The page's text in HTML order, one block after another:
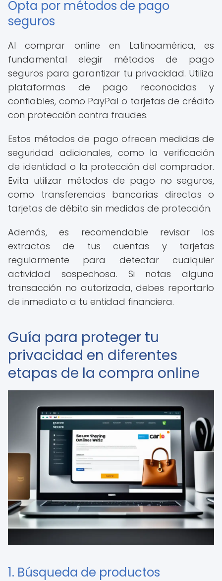
Opta por métodos de pago
seguros
Al comprar online en Latinoamérica, es
fundamental elegir métodos de pago
seguros para garantizar tu privacidad. Utiliza
plataformas de pago reconocidas y
confiables, como PayPal o tarjetas de crédito
con protección contra fraudes.
Estos métodos de pago ofrecen medidas de
seguridad adicionales, como la verificación
de identidad o la protección del comprador.
Evita utilizar métodos de pago no seguros,
como transferencias bancarias directas o
tarjetas de débito sin medidas de protección.
Además, es recomendable revisar los
extractos de tus cuentas y tarjetas
regularmente para detectar cualquier
actividad sospechosa. Si notas alguna
transacción no autorizada, debes reportarlo
de inmediato a tu entidad financiera.
Guía para proteger tu
privacidad en diferentes
etapas de la compra online
1. Búsqueda de productos